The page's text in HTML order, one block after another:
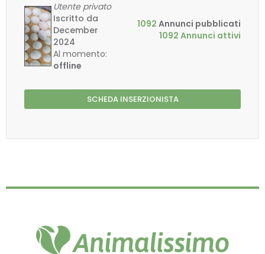
Utente privato
Iscritto da
December
2024
Al momento:
offline
1092 Annunci pubblicati
1092 Annunci attivi
SCHEDA INSERZIONISTA